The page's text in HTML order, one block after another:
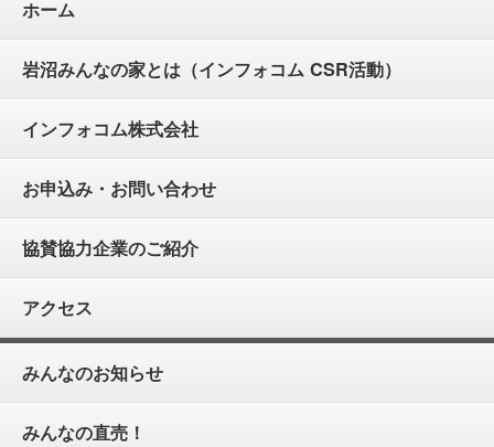
ホーム
岩沼みんなの家とは（インフォコム CSR活動）
インフォコム株式会社
お申込み・お問い合わせ
協賛協力企業のご紹介
アクセス
みんなのお知らせ
みんなの直売！